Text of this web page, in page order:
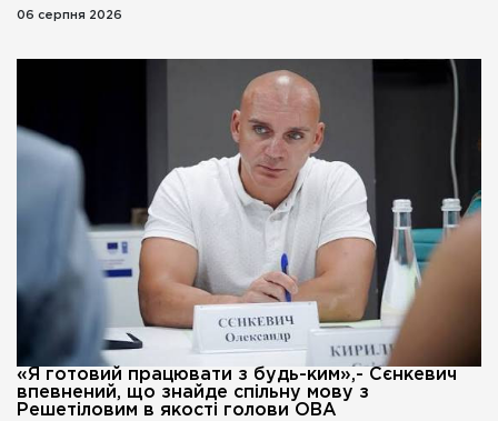
06 серпня 2026
«Я готовий працювати з будь-ким»,- Сєнкевич
впевнений, що знайде спільну мову з
Решетіловим в якості голови ОВА